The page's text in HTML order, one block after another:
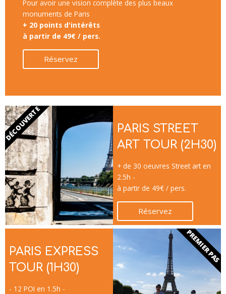
Pour avoir une vision complète des plus beaux
monuments de Paris
+ 20 points d'intérêts
à partir de 49€ / pers.
Réservez
PARIS STREET
ART TOUR (2H30)
+ de 30 oeuvres Street art en
2.5h -
à partir de 49€ / pers.
Réservez
DÉCOUVERTE
PARIS EXPRESS
TOUR (1H30)
- 12 POI en 1.5h -
PREMIER PAS